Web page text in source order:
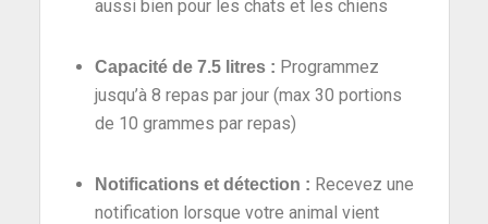
aussi bien pour les chats et les chiens
Capacité de 7.5 litres : Programmez
jusqu’à 8 repas par jour (max 30 portions
de 10 grammes par repas)
Notifications et détection : Recevez une
notification lorsque votre animal vient